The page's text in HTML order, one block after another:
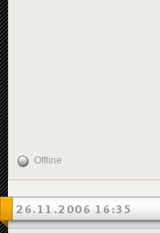
Offline
26.11.2006 16:35